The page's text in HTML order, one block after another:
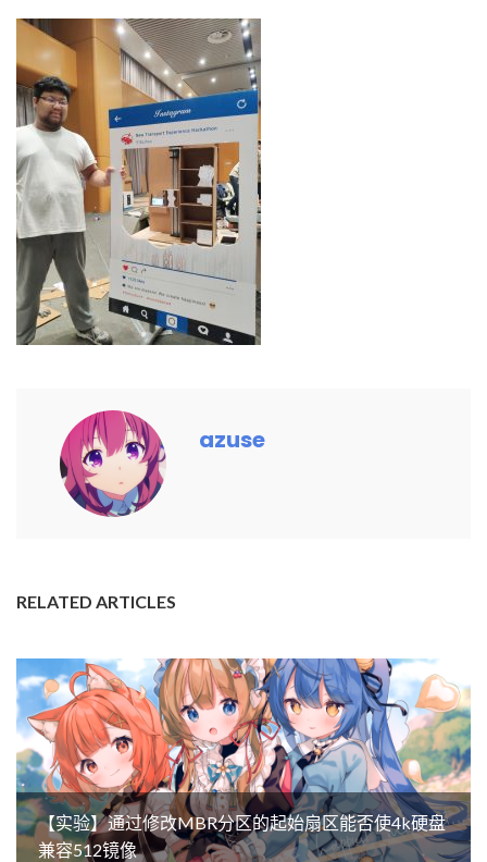
azuse
RELATED ARTICLES
【实验】通过修改MBR分区的起始扇区能否使4k硬盘
兼容512镜像